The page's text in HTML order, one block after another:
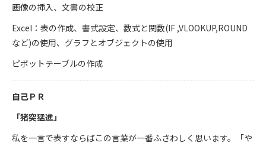
画像の挿入、文書の校正
Excel：表の作成、書式設定、数式と関数(IF ,VLOOKUP,ROUND
など)の使用、グラフとオブジェクトの使用
ピボットテーブルの作成
自己ＰＲ
「猪突猛進」
私を一言で表すならばこの言葉が一番ふさわしく思います。「や